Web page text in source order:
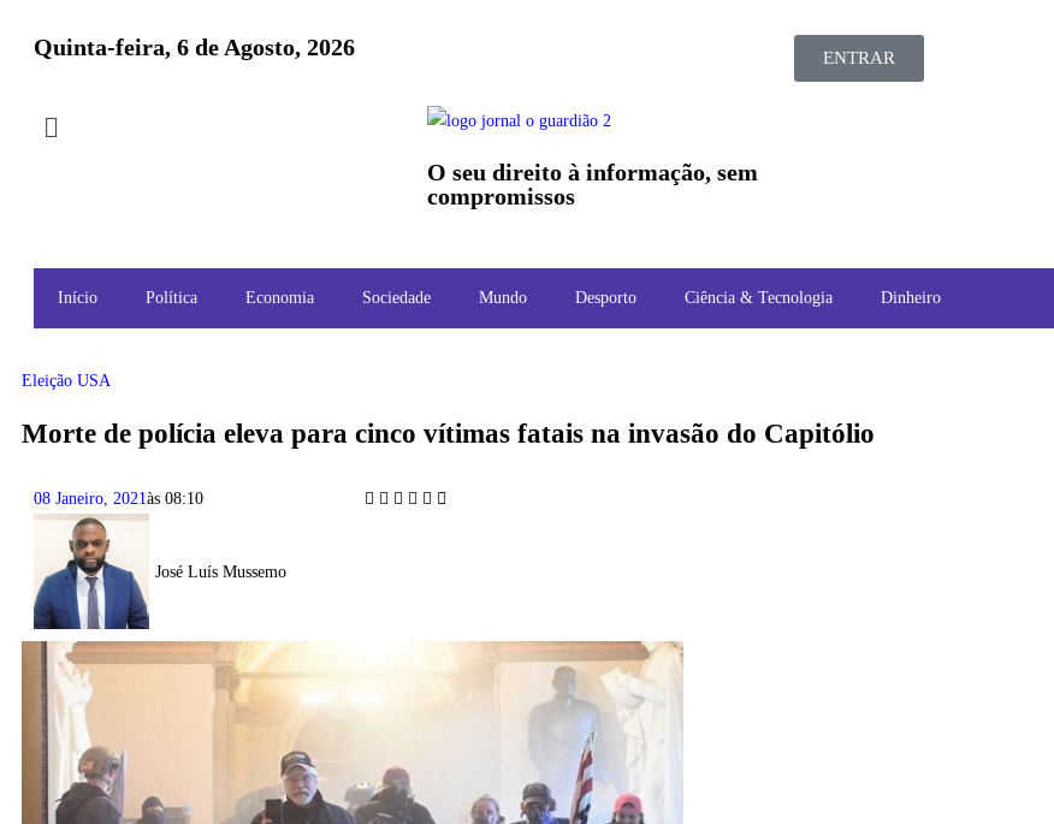
Quinta-feira, 6 de Agosto, 2026 ENTRAR
O seu direito à informação, sem
compromissos
Início Política Economia Sociedade Mundo Desporto Ciência & Tecnologia Dinheiro
Eleição USA
Morte de polícia eleva para cinco vítimas fatais na invasão do Capitólio
08 Janeiro, 2021às 08:10
José Luís Mussemo